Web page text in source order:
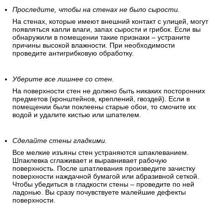
Проследите, чтобы на стенах не было сырости.
На стенах, которые имеют внешний контакт с улицей, могут
появляться капли влаги, запах сырости и грибок. Если вы
обнаружили в помещении такие признаки – устраните
причины высокой влажности. При необходимости
проведите антигрибковую обработку.
Уберите все лишнее со стен.
На поверхности стен не должно быть никаких посторонних
предметов (кронштейнов, креплений, гвоздей). Если в
помещении были поклеены старые обои, то смочите их
водой и удалите кистью или шпателем.
Сделайте стены гладкими.
Все мелкие изъяны стен устраняются шпаклеванием.
Шпаклевка сглаживает и выравнивает рабочую
поверхность. После шпатлевания произведите зачистку
поверхности наждачной бумагой или абразивной сеткой.
Чтобы убедиться в гладкости стены – проведите по ней
ладонью. Вы сразу почувствуете малейшие дефекты
поверхности.